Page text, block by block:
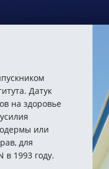
Датук
на здоровье
или
для
в 1993 году.